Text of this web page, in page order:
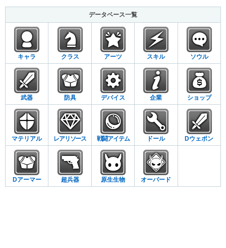
データベース一覧
キャラ クラス アーツ スキル ソウル
武器 防具 デバイス 企業 ショップ
マテリアル レアリソース 戦闘アイテム ドール Dウェポン
Dアーマー 超兵器 原生生物 オーバード